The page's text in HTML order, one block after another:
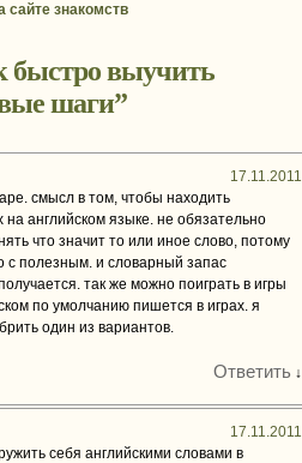
сайте знакомств
быстро выучить
шаги”
17.11.2011
смысл в том, чтобы находить
английском языке. не обязательно
что значит то или иное слово, потому
с полезным. и словарный запас
так же можно поиграть в игры
по умолчанию пишется в играх. я
один из вариантов.
Ответить ↓
17.11.2011
себя английскими словами в